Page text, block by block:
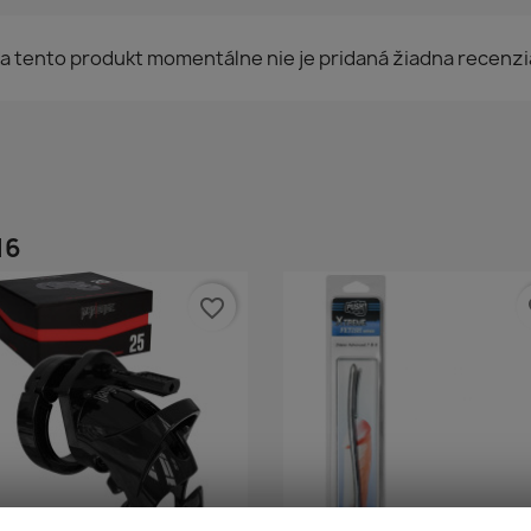
tento produkt momentálne nie je pridaná žiadna
favorite_border